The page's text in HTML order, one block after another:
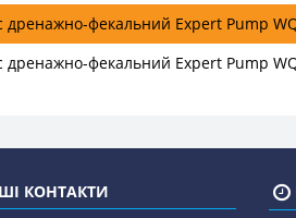
дренажно-фекальний Expert Pump
дренажно-фекальний Expert Pump
КОНТАКТИ